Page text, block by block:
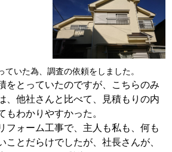
ていた為、調査の依頼をしました。
をとっていたのですが、こちらのみ
、他社さんと比べて、見積もりの内
もわかりやすかった。
フォーム工事で、主人も私も、何も
ことだらけでしたが、社長さんが、